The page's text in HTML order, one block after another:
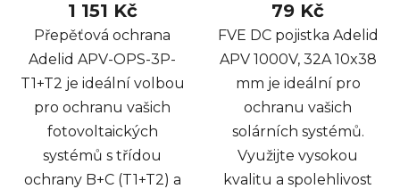
1 151 Kč
Přepěťová ochrana
Adelid APV-OPS-3P-
T1+T2 je ideální volbou
pro ochranu vašich
fotovoltaických
systémů s třídou
ochrany B+C (T1+T2) a
79 Kč
FVE DC pojistka Adelid
APV 1000V, 32A 10x38
mm je ideální pro
ochranu vašich
solárních systémů.
Využijte vysokou
kvalitu a spolehlivost